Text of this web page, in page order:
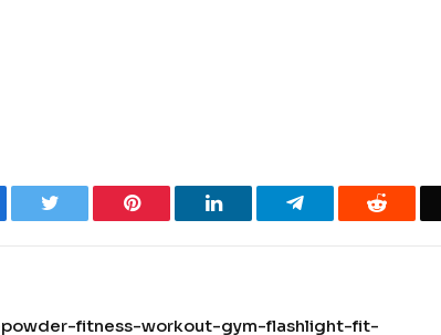
Twitter Pinterest LinkedIn Telegram Reddit
fitness-workout-gym-flashlight-fit-